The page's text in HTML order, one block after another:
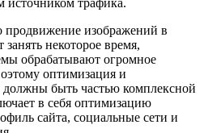
изображений в
некоторое время,
обрабатывают огромное
оптимизация и
быть частью комплексной
в себя оптимизацию
сайта, социальные сети и